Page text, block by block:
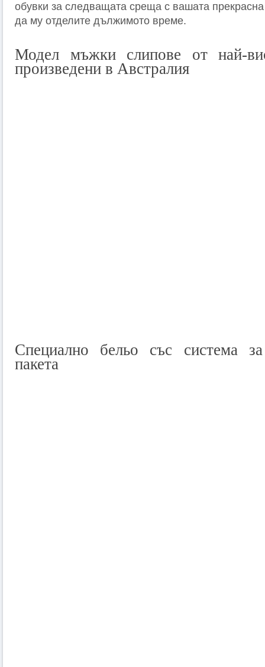
обувки за следващата среща с вашата
да му отделите дължимото време.
Модел мъжки слипове от най-
произведени в Австралия
Специално бельо със система
пакета